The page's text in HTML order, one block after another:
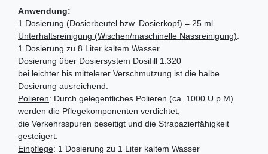
Anwendung:
1 Dosierung (Dosierbeutel bzw. Dosierkopf) = 25 ml.
Unterhaltsreinigung (Wischen/maschinelle Nassreinigung):
1 Dosierung zu 8 Liter kaltem Wasser
Dosierung über Dosiersystem Dosifill 1:320
bei leichter bis mittelerer Verschmutzung ist die halbe
Dosierung ausreichend.
Polieren: Durch gelegentliches Polieren (ca. 1000 U.p.M)
werden die Pflegekomponenten verdichtet,
die Verkehrsspuren beseitigt und die Strapazierfähigkeit
gesteigert.
Einpflege: 1 Dosierung zu 1 Liter kaltem Wasser